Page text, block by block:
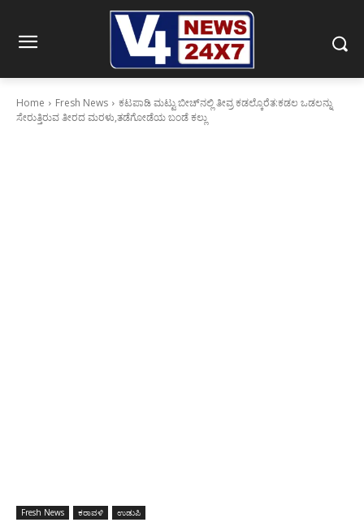
Home Fresh News
ಕಟಪಾಡಿ ಮಟ್ಟು ಬೀಚ್‌ನಲ್ಲಿ ತೀವ್ರ ಕಡಲ್ಕೊರೆತ:ಕಡಲ ಒಡಲನ್ನು
ಸೇರುತ್ತಿರುವ ತೀರದ ಮರಳು,ತಡೆಗೋಡೆಯ ಬಂಡೆ ಕಲ್ಲು
Fresh News ಕರಾವಳಿ ಉಡುಪಿ